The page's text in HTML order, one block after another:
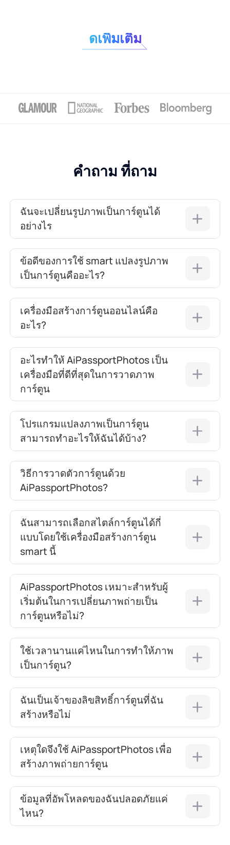
ดูเพิ่มเติม
คำถาม ที่ถาม
ฉันจะเปลี่ยนรูปภาพเป็นการ์ตูนได้
อย่างไร
ข้อดีของการใช้ smart แปลงรูปภาพ
เป็นการ์ตูนคืออะไร?
เครื่องมือสร้างการ์ตูนออนไลน์คือ
อะไร?
อะไรทำให้ AiPassportPhotos เป็น
เครื่องมือที่ดีที่สุดในการวาดภาพ
การ์ตูน
โปรแกรมแปลงภาพเป็นการ์ตูน
สามารถทำอะไรให้ฉันได้บ้าง?
วิธีการวาดตัวการ์ตูนด้วย
AiPassportPhotos?
ฉันสามารถเลือกสไตล์การ์ตูนได้กี่
แบบโดยใช้เครื่องมือสร้างการ์ตูน
smart นี้
AiPassportPhotos เหมาะสำหรับผู้
เริ่มต้นในการเปลี่ยนภาพถ่ายเป็น
การ์ตูนหรือไม่?
ใช้เวลานานแค่ไหนในการทำให้ภาพ
เป็นการ์ตูน?
ฉันเป็นเจ้าของลิขสิทธิ์การ์ตูนที่ฉัน
สร้างหรือไม่
เหตุใดจึงใช้ AiPassportPhotos เพื่อ
สร้างภาพถ่ายการ์ตูน
ข้อมูลที่อัพโหลดของฉันปลอดภัยแค่
ไหน?